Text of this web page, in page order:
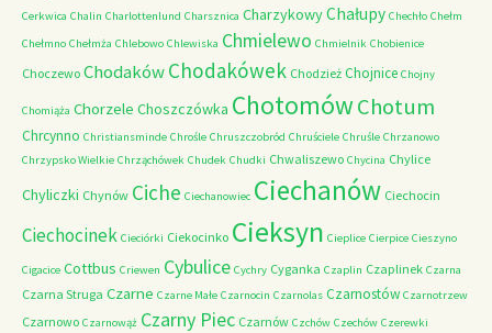
Cerkwica Chalin Charlottenlund Charsznica CharzykowyChałupy Chechło Chełm
Chełmno Chełmża Chlebowo Chlewiska Chmielewo Chmielnik Chobienice
Choczewo ChodakówChodakówek Chodzież Chojnice Chojny
Chomiąża Chorzele Choszczówka ChotomówChotum
Chrcynno Christiansminde Chrośle Chruszczobród Chruściele Chruśle Chrzanowo
Chrzypsko Wielkie Chrząchówek Chudek Chudki Chwaliszewo Chycina Chylice
Chyliczki Chynów Ciche Ciechanowiec Ciechanów Ciechocin
Ciechocinek Cieciórki Ciekocinko Cieksyn Cieplice Cierpice Cieszyno
Cigacice Cottbus Criewen Cybulice Cychry Cyganka Czaplin Czaplinek Czarna
Czarna Struga Czarne Czarne Małe Czarnocin Czarnolas Czarnostów Czarnotrzew
Czarnowo Czarnowąż Czarny Piec Czarnów Czchów Czechów Czerewki